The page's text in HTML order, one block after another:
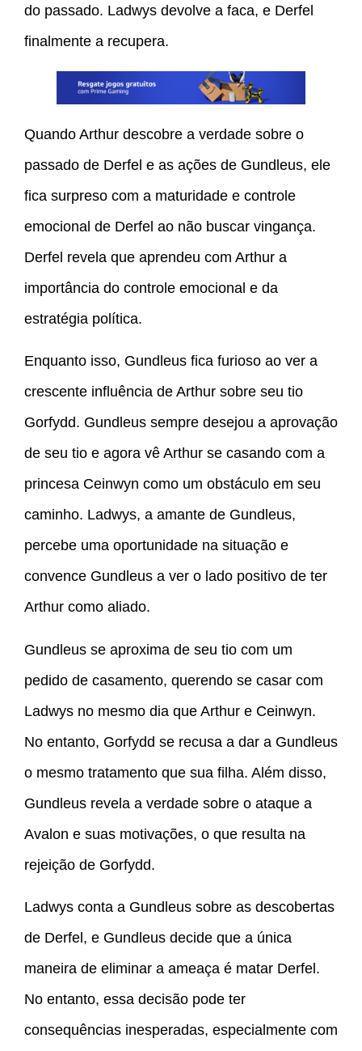
do passado. Ladwys devolve a faca, e Derfel
finalmente a recupera.
Quando Arthur descobre a verdade sobre o
passado de Derfel e as ações de Gundleus, ele
fica surpreso com a maturidade e controle
emocional de Derfel ao não buscar vingança.
Derfel revela que aprendeu com Arthur a
importância do controle emocional e da
estratégia política.
Enquanto isso, Gundleus fica furioso ao ver a
crescente influência de Arthur sobre seu tio
Gorfydd. Gundleus sempre desejou a aprovação
de seu tio e agora vê Arthur se casando com a
princesa Ceinwyn como um obstáculo em seu
caminho. Ladwys, a amante de Gundleus,
percebe uma oportunidade na situação e
convence Gundleus a ver o lado positivo de ter
Arthur como aliado.
Gundleus se aproxima de seu tio com um
pedido de casamento, querendo se casar com
Ladwys no mesmo dia que Arthur e Ceinwyn.
No entanto, Gorfydd se recusa a dar a Gundleus
o mesmo tratamento que sua filha. Além disso,
Gundleus revela a verdade sobre o ataque a
Avalon e suas motivações, o que resulta na
rejeição de Gorfydd.
Ladwys conta a Gundleus sobre as descobertas
de Derfel, e Gundleus decide que a única
maneira de eliminar a ameaça é matar Derfel.
No entanto, essa decisão pode ter
consequências inesperadas, especialmente com